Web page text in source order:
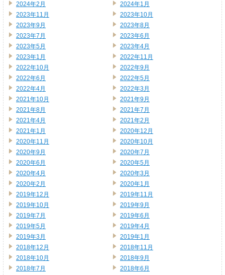
2024年2月
2024年1月
2023年11月
2023年10月
2023年9月
2023年8月
2023年7月
2023年6月
2023年5月
2023年4月
2023年1月
2022年11月
2022年10月
2022年9月
2022年6月
2022年5月
2022年4月
2022年3月
2021年10月
2021年9月
2021年8月
2021年7月
2021年4月
2021年2月
2021年1月
2020年12月
2020年11月
2020年10月
2020年9月
2020年7月
2020年6月
2020年5月
2020年4月
2020年3月
2020年2月
2020年1月
2019年12月
2019年11月
2019年10月
2019年9月
2019年7月
2019年6月
2019年5月
2019年4月
2019年3月
2019年1月
2018年12月
2018年11月
2018年10月
2018年9月
2018年7月
2018年6月